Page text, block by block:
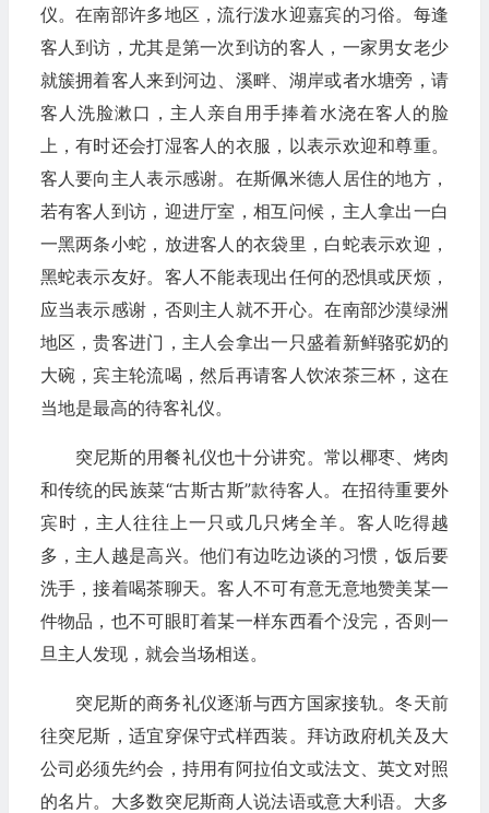
仪。在南部许多地区，流行泼水迎嘉宾的习俗。每逢
客人到访，尤其是第一次到访的客人，一家男女老少
就簇拥着客人来到河边、溪畔、湖岸或者水塘旁，请
客人洗脸漱口，主人亲自用手捧着水浇在客人的脸
上，有时还会打湿客人的衣服，以表示欢迎和尊重。
客人要向主人表示感谢。在斯佩米德人居住的地方，
若有客人到访，迎进厅室，相互问候，主人拿出一白
一黑两条小蛇，放进客人的衣袋里，白蛇表示欢迎，
黑蛇表示友好。客人不能表现出任何的恐惧或厌烦，
应当表示感谢，否则主人就不开心。在南部沙漠绿洲
地区，贵客进门，主人会拿出一只盛着新鲜骆驼奶的
大碗，宾主轮流喝，然后再请客人饮浓茶三杯，这在
当地是最高的待客礼仪。
突尼斯的用餐礼仪也十分讲究。常以椰枣、烤肉
和传统的民族菜“古斯古斯”款待客人。在招待重要外
宾时，主人往往上一只或几只烤全羊。客人吃得越
多，主人越是高兴。他们有边吃边谈的习惯，饭后要
洗手，接着喝茶聊天。客人不可有意无意地赞美某一
件物品，也不可眼盯着某一样东西看个没完，否则一
旦主人发现，就会当场相送。
突尼斯的商务礼仪逐渐与西方国家接轨。冬天前
往突尼斯，适宜穿保守式样西装。拜访政府机关及大
公司必须先约会，持用有阿拉伯文或法文、英文对照
的名片。大多数突尼斯商人说法语或意大利语。大多